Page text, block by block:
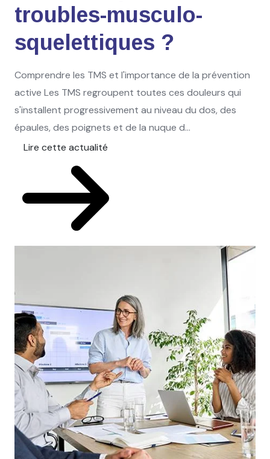
troubles-musculo-
squelettiques ?
Comprendre les TMS et l'importance de la prévention
active Les TMS regroupent toutes ces douleurs qui
s'installent progressivement au niveau du dos, des
épaules, des poignets et de la nuque d...
Lire cette actualité